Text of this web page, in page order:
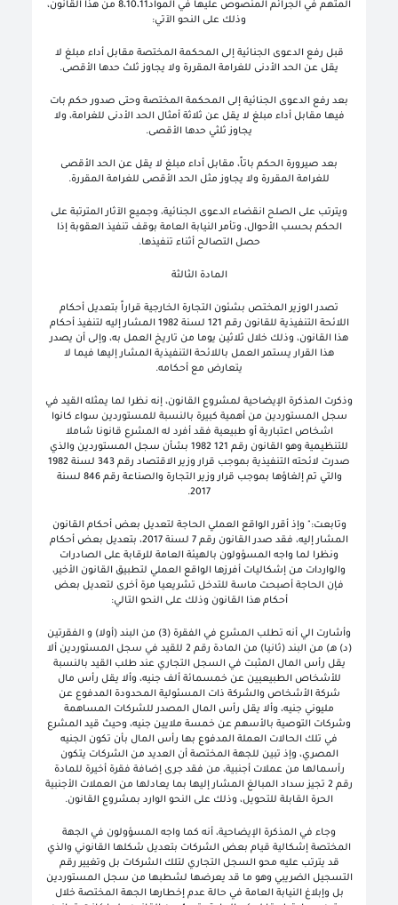
المتهم في الجرائم المنصوص عليها في المواد8،10،11 من هذا القانون،
وذلك على النحو الآتي:
قبل رفع الدعوى الجنائية إلى المحكمة المختصة مقابل أداء مبلغ لا
يقل عن الحد الأدنى للغرامة المقررة ولا يجاوز ثلث حدها الأقصى.
بعد رفع الدعوى الجنائية إلى المحكمة المختصة وحتى صدور حكم بات
فيها مقابل أداء مبلغ لا يقل عن ثلاثة أمثال الحد الأدنى للغرامة، ولا
يجاوز ثلثي حدها الأقصى.
بعد صيرورة الحكم باتاً، مقابل أداء مبلغ لا يقل عن الحد الأقصى
للغرامة المقررة ولا يجاوز مثل الحد الأقصى للغرامة المقررة.
ويترتب على الصلح انقضاء الدعوى الجنائية، وجميع الآثار المترتبة على
الحكم بحسب الأحوال، وتأمر النيابة العامة بوقف تنفيذ العقوبة إذا
حصل التصالح أثناء تنفيذها.
المادة الثالثة
تصدر الوزير المختص بشئون التجارة الخارجية قراراً بتعديل أحكام
اللائحة التنفيذية للقانون رقم 121 لسنة 1982 المشار إليه لتنفيذ أحكام
هذا القانون، وذلك خلال ثلاثين يوما من تاريخ العمل به، وإلى أن يصدر
هذا القرار يستمر العمل باللائحة التنفيذية المشار إليها فيما لا
يتعارض مع أحكامه.
وذكرت المذكرة الإيضاحية لمشروع القانون، إنه نظرا لما يمثله القيد في
سجل المستوردين من أهمية كبيرة بالنسبة للمستوردين سواء كانوا
اشخاص اعتبارية أو طبيعية فقد أفرد له المشرع قانونا شاملا
للتنظيمية وهو القانون رقم 121 1982 بشأن سجل المستوردين والذي
صدرت لائحته التنفيذية بموجب قرار وزير الاقتصاد رقم 343 لسنة 1982
والتي تم إلغاؤها بموجب قرار وزير التجارة والصناعة رقم 846 لسنة
2017.
وتابعت:" وإذ أقرر الواقع العملي الحاجة لتعديل بعض أحكام القانون
المشار إليه، فقد صدر القانون رقم 7 لسنة 2017، بتعديل بعض أحكام
ونظرا لما واجه المسؤولون بالهيئة العامة للرقابة على الصادرات
والواردات من إشكاليات أفرزها الواقع العملي لتطبيق القانون الأخير،
فإن الحاجة أصبحت ماسة للتدخل تشريعيا مرة أخرى لتعديل بعض
أحكام هذا القانون وذلك على النحو التالي:
وأشارت الي أنه تطلب المشرع في الفقرة (3) من البند (أولا) و الفقرتين
(د) هـ) من البند (ثانيا) من المادة رقم 2 للقيد في سجل المستوردين ألا
يقل رأس المال المثبت في السجل التجاري عند طلب القيد بالنسبة
للأشخاص الطبيعيين عن خمسمائة ألف جنيه، وألا يقل رأس مال
شركة الأشخاص والشركة ذات المسئولية المحدودة المدفوع عن
مليوني جنيه، وألا يقل رأس المال المصدر للشركات المساهمة
وشركات التوصية بالأسهم عن خمسة ملايين جنيه، وحيث قيد المشرع
في تلك الحالات العملة المدفوع بها رأس المال بأن تكون الجنيه
المصري، وإذ تبين للجهة المختصة أن العديد من الشركات يتكون
رأسمالها من عملات أجنبية، من فقد جرى إضافة فقرة أخيرة للمادة
رقم 2 تجيز سداد المبالغ المشار إليها بما يعادلها من العملات الأجنبية
الحرة القابلة للتحويل، وذلك على النحو الوارد بمشروع القانون.
وجاء في المذكرة الإيضاحية، أنه كما واجه المسؤولون في الجهة
المختصة إشكالية قيام بعض الشركات بتعديل شكلها القانوني والذي
قد يترتب عليه محو السجل التجاري لتلك الشركات بل وتغيير رقم
التسجيل الضريبي وهو ما قد يعرضها لشطبها من سجل المستوردين
بل وإبلاغ النيابة العامة في حالة عدم إخطارها الجهة المختصة خلال